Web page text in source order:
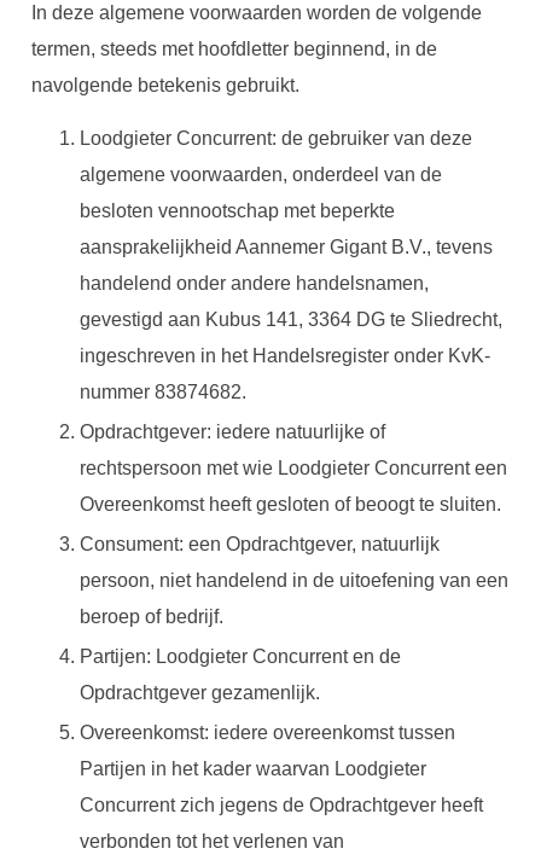
In deze algemene voorwaarden worden de volgende
termen, steeds met hoofdletter beginnend, in de
navolgende betekenis gebruikt.
Loodgieter Concurrent: de gebruiker van deze
algemene voorwaarden, onderdeel van de
besloten vennootschap met beperkte
aansprakelijkheid Aannemer Gigant B.V., tevens
handelend onder andere handelsnamen,
gevestigd aan Kubus 141, 3364 DG te Sliedrecht,
ingeschreven in het Handelsregister onder KvK-
nummer 83874682.
Opdrachtgever: iedere natuurlijke of
rechtspersoon met wie Loodgieter Concurrent een
Overeenkomst heeft gesloten of beoogt te sluiten.
Consument: een Opdrachtgever, natuurlijk
persoon, niet handelend in de uitoefening van een
beroep of bedrijf.
Partijen: Loodgieter Concurrent en de
Opdrachtgever gezamenlijk.
Overeenkomst: iedere overeenkomst tussen
Partijen in het kader waarvan Loodgieter
Concurrent zich jegens de Opdrachtgever heeft
verbonden tot het verlenen van